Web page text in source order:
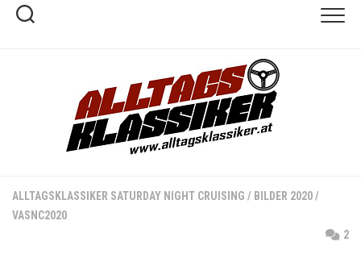
Skip
ALLTAGSKLASSIKER SATURDAY NIGHT CRUISING / BILDER 2020/
VASNC2020
2